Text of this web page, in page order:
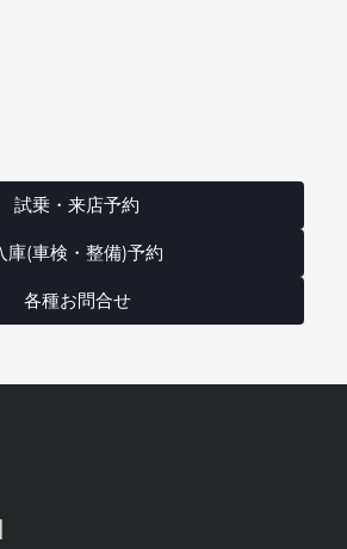
試乗・来店予約
庫(車検・整備)予約
各種お問合せ